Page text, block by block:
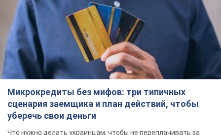
Микрокредиты без мифов: три типичных
сценария заемщика и план действий, чтобы
уберечь свои деньги
Что нужно делать украинцам, чтобы не переплачивать за